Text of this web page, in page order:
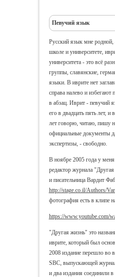
Певучий язык
Русский язык мне родной,
школе и университете,
университета - это всё
группы, славянские,
языки. В иврите нет
справа налево и избегают
в абзац. Иврит - певучий
его в двадцать пять лет, и
лет говорю, читаю, пишу
официальные документы
экспертизы, - свободно.
В ноябре 2005 года у
редактор журнала
и писательница Вардит
http://stage.co.il/Authors/
фотография есть в клипе
https://www.youtube.com/
"Другая жизнь" это
иврите, который был
2008 издание перешло во
SBC, выпускающей
и два издания соединили